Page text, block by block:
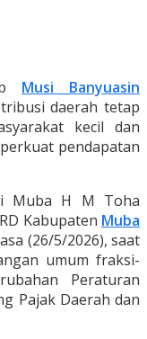
Musi Banyuasin
daerah tetap
kecil dan
pendapatan
Muba H M Toha
Kabupaten Muba
(26/5/2026), saat
umum fraksi-
Peraturan
Pajak Daerah dan